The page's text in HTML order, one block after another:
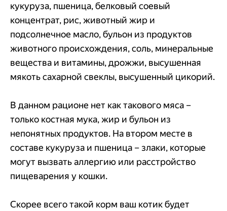
кукуруза, пшеница, белковый соевый
концентрат, рис, животный жир и
подсолнечное масло, бульон из продуктов
животного происхождения, соль, минеральные
вещества и витамины, дрожжи, высушенная
мякоть сахарной свеклы, высушенный цикорий.
В данном рационе нет как такового мяса –
только костная мука, жир и бульон из
непонятных продуктов. На втором месте в
составе кукуруза и пшеница – злаки, которые
могут вызвать аллергию или расстройство
пищеварения у кошки.
Скорее всего такой корм ваш котик будет